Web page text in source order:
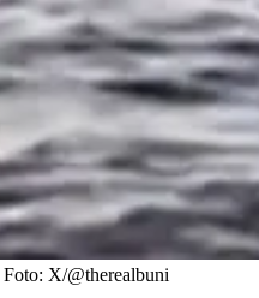
Foto: X/@therealbuni